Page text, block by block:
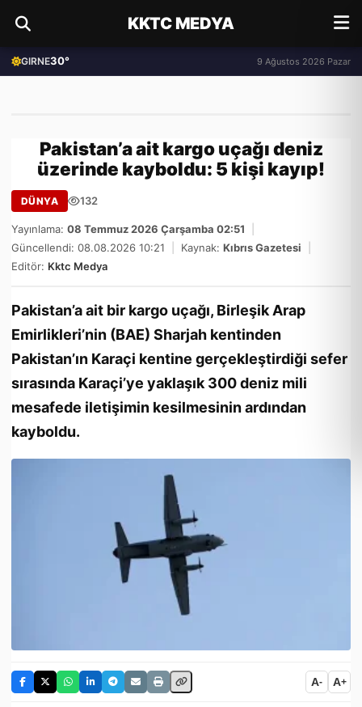
KKTC MEDYA
GIRNE30° 9 Ağustos 2026 Pazar
Pakistan’a ait kargo uçağı deniz
üzerinde kayboldu: 5 kişi kayıp!
DÜNYA 132
Yayınlama: 08 Temmuz 2026 Çarşamba 02:51
Güncellendi: 08.08.2026 10:21
Kaynak: Kıbrıs Gazetesi
Editör: Kktc Medya
Pakistan’a ait bir kargo uçağı, Birleşik Arap
Emirlikleri’nin (BAE) Sharjah kentinden
Pakistan’ın Karaçi kentine gerçekleştirdiği sefer
sırasında Karaçi’ye yaklaşık 300 deniz mili
mesafede iletişimin kesilmesinin ardından
kayboldu.
A- A+